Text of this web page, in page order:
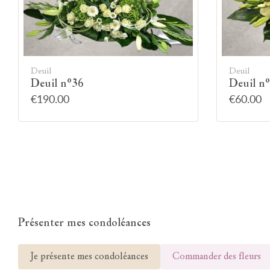
Deuil
Deuil n°36
€190.00
Deuil
Deuil
€60.00
Présenter mes condoléances
Je présente mes condoléances Commander des fleurs